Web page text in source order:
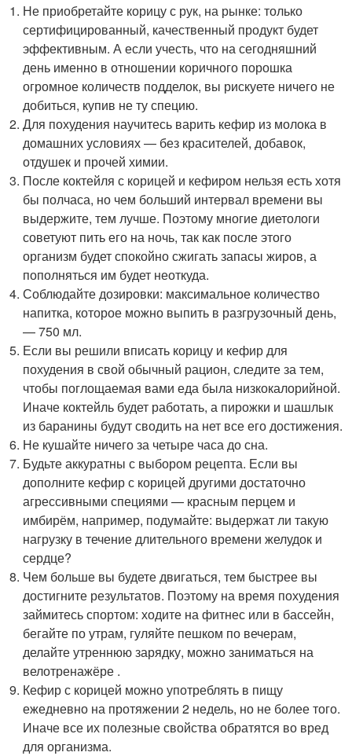
Не приобретайте корицу с рук, на рынке: только
сертифицированный, качественный продукт будет
эффективным. А если учесть, что на сегодняшний
день именно в отношении коричного порошка
огромное количеств подделок, вы рискуете ничего не
добиться, купив не ту специю.
Для похудения научитесь варить кефир из молока в
домашних условиях — без красителей, добавок,
отдушек и прочей химии.
После коктейля с корицей и кефиром нельзя есть хотя
бы полчаса, но чем больший интервал времени вы
выдержите, тем лучше. Поэтому многие диетологи
советуют пить его на ночь, так как после этого
организм будет спокойно сжигать запасы жиров, а
пополняться им будет неоткуда.
Соблюдайте дозировки: максимальное количество
напитка, которое можно выпить в разгрузочный день,
— 750 мл.
Если вы решили вписать корицу и кефир для
похудения в свой обычный рацион, следите за тем,
чтобы поглощаемая вами еда была низкокалорийной.
Иначе коктейль будет работать, а пирожки и шашлык
из баранины будут сводить на нет все его достижения.
Не кушайте ничего за четыре часа до сна.
Будьте аккуратны с выбором рецепта. Если вы
дополните кефир с корицей другими достаточно
агрессивными специями — красным перцем и
имбирём, например, подумайте: выдержат ли такую
нагрузку в течение длительного времени желудок и
сердце?
Чем больше вы будете двигаться, тем быстрее вы
достигните результатов. Поэтому на время похудения
займитесь спортом: ходите на фитнес или в бассейн,
бегайте по утрам, гуляйте пешком по вечерам,
делайте утреннюю зарядку, можно заниматься на
велотренажёре .
Кефир с корицей можно употреблять в пищу
ежедневно на протяжении 2 недель, но не более того.
Иначе все их полезные свойства обратятся во вред
для организма.